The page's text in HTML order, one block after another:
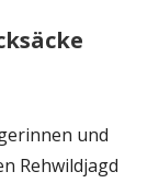
und
Rehwildjagd